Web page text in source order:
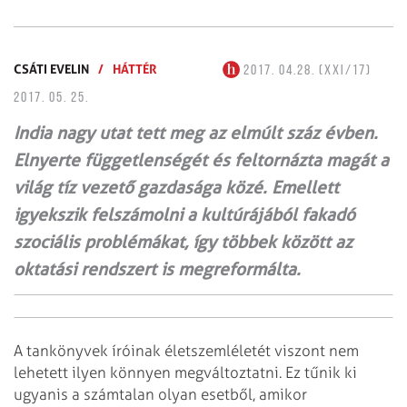
CSÁTI EVELIN / HÁTTÉR
2017. 04.28. (XXI/17)
2017. 05. 25.
India nagy utat tett meg az elmúlt száz évben.
Elnyerte függetlenségét és feltornázta magát a
világ tíz vezető gazdasága közé. Emellett
igyekszik felszámolni a kultúrájából fakadó
szociális problémákat, így többek között az
oktatási rendszert is megreformálta.
A tankönyvek íróinak életszemléletét viszont nem
lehetett ilyen könnyen megváltoztatni. Ez tűnik ki
ugyanis a számtalan olyan esetből, amikor